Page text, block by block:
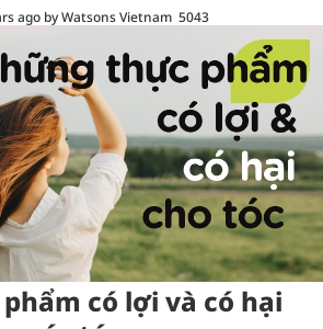
ago by Watsons Vietnam 5043
có lợi và có hại